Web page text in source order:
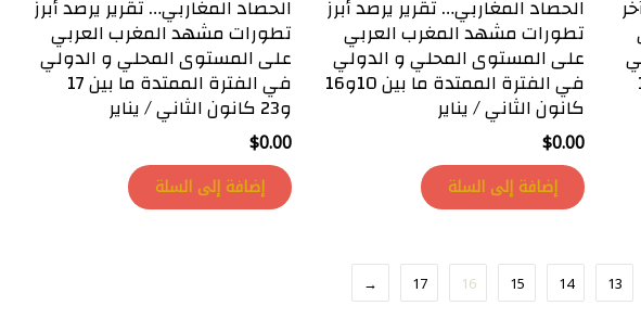
الحصاد المغاربي… تقرير يرصد أبرز
تطورات مشهد المغرب العربي
على المستوى المحلي و الدولي
في الفترة الممتدة ما بين 10و16
كانون الثاني / يناير
$0.00
إضافة إلى السلة
الحصاد المغاربي… تقرير يرصد أبرز
تطورات مشهد المغرب العربي
على المستوى المحلي و الدولي
في الفترة الممتدة ما بين 17
و23 كانون الثاني / يناير
$0.00
إضافة إلى السلة
13
14
15
16
17
←